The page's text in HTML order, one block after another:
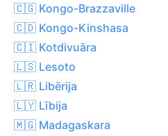
🇨🇬 Kongo-Brazzaville
🇨🇩 Kongo-Kinshasa
🇨🇮 Kotdivuāra
🇱🇸 Lesoto
🇱🇷 Libērija
🇱🇾 Lībija
🇲🇬 Madagaskara